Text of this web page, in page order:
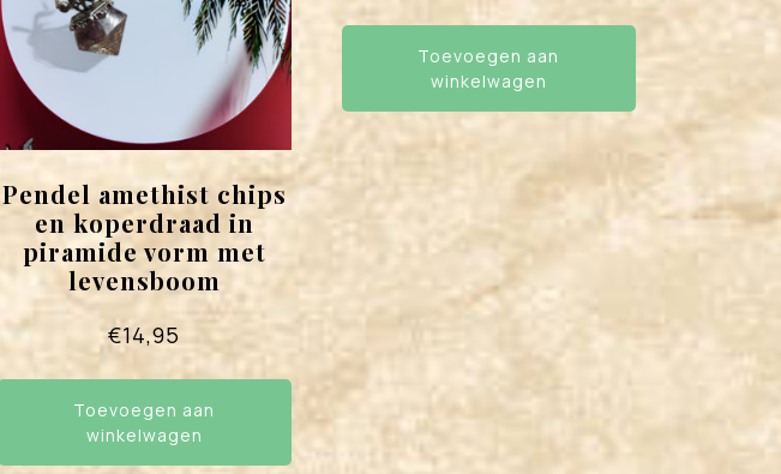
Pendel amethist chips
en koperdraad in
piramide vorm met
levensboom
€14,95
Toevoegen aan
winkelwagen
Toevoegen aan
winkelwagen